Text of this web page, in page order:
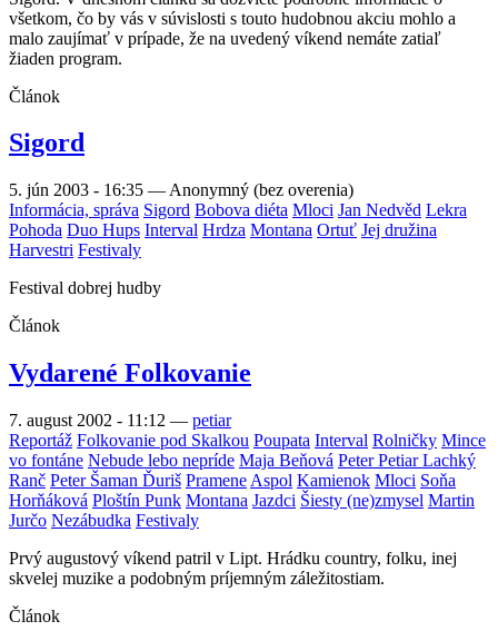
všetkom, čo by vás v súvislosti s touto hudobnou akciu mohlo a
malo zaujímať v prípade, že na uvedený víkend nemáte zatiaľ
žiaden program.
Článok
Sigord
5. jún 2003 - 16:35 — Anonymný (bez overenia)
Informácia, správa Sigord Bobova diéta Mloci Jan Nedvěd Lekra
Pohoda Duo Hups Interval Hrdza Montana Ortuť Jej družina
Harvestri Festivaly
Festival dobrej hudby
Článok
Vydarené Folkovanie
7. august 2002 - 11:12 — petiar
Reportáž Folkovanie pod Skalkou Poupata Interval Rolničky Mince
vo fontáne Nebude lebo nepríde Maja Beňová Peter Petiar Lachký
Ranč Peter Šaman Ďuriš Pramene Aspol Kamienok Mloci Soňa
Horňáková Ploštín Punk Montana Jazdci Šiesty (ne)zmysel Martin
Jurčo Nezábudka Festivaly
Prvý augustový víkend patril v Lipt. Hrádku country, folku, inej
skvelej muzike a podobným príjemným záležitostiam.
Článok